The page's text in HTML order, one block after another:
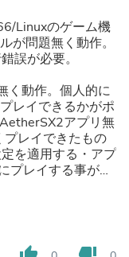
Linuxのゲーム機
が問題無く動作。
誤が必要。
く動作。個人的に
レイできるかがポ
アプリ無
レイできたもの
を適用する・アプ
プレイする事が可
りそう。
いが、未確認。
るRG556と同じ